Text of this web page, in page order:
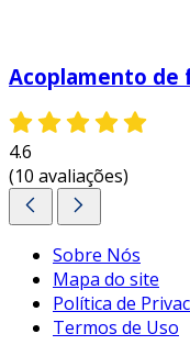
aplicações no setor.
manutenção
desempenho
produtividade
Acoplamento
4.6
(10 avaliações)
Sobre Nós
Mapa do site
Política de
Termos de Uso